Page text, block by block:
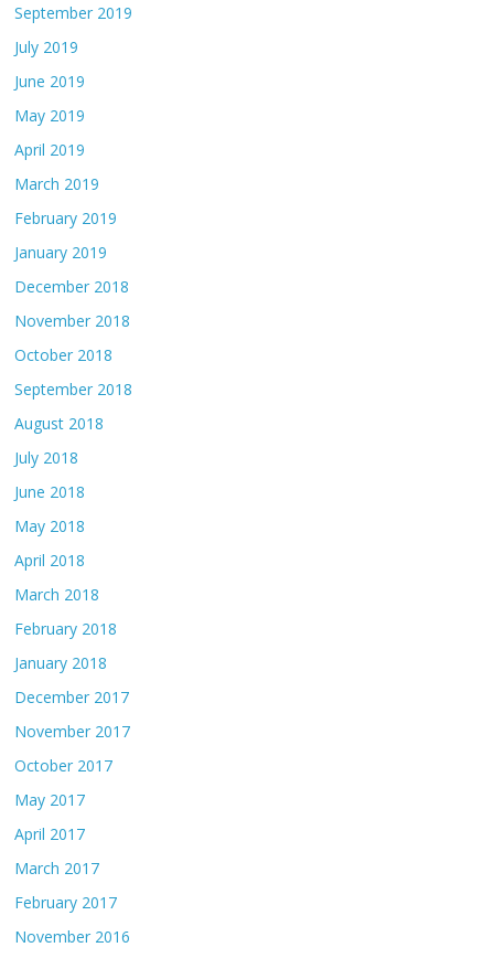
September 2019
July 2019
June 2019
May 2019
April 2019
March 2019
February 2019
January 2019
December 2018
November 2018
October 2018
September 2018
August 2018
July 2018
June 2018
May 2018
April 2018
March 2018
February 2018
January 2018
December 2017
November 2017
October 2017
May 2017
April 2017
March 2017
February 2017
November 2016